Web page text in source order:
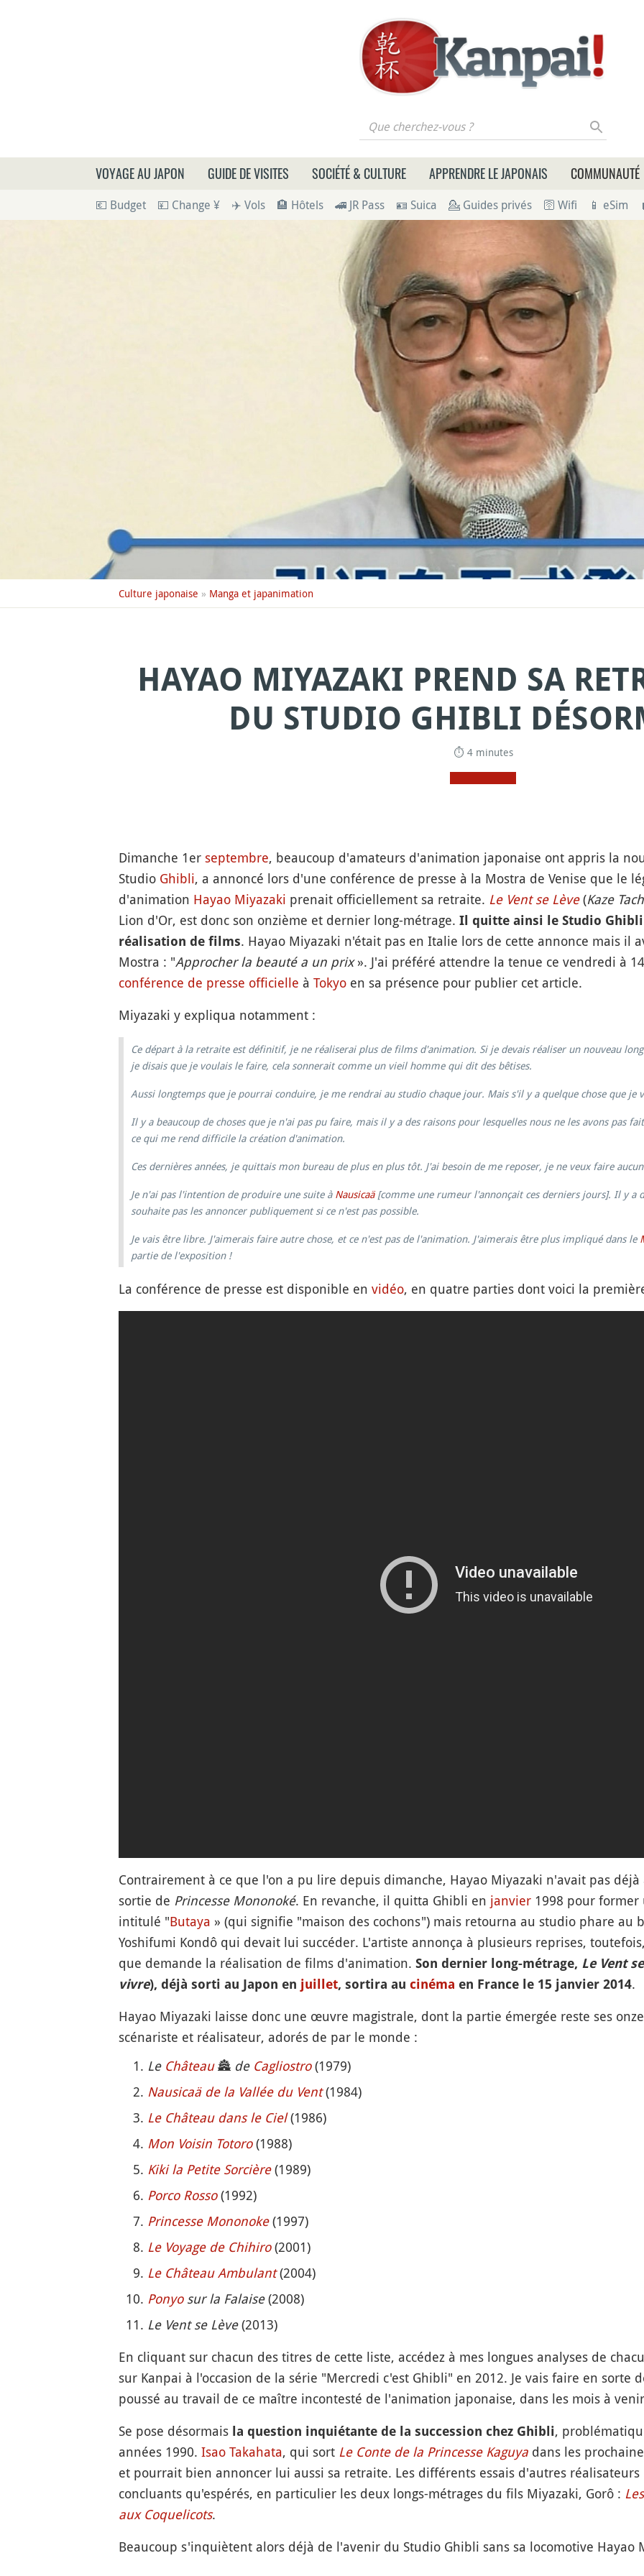
Que cherchez-vous ?
VOYAGE AU JAPON GUIDE DE VISITES SOCIÉTÉ & CULTURE APPRENDRE LE JAPONAIS COMMUNAUTÉ
💶 Budget 💴 Change ¥ ✈️ Vols 🏨 Hôtels 🚄 JR Pass 🪪 Suica 💁 Guides privés 🛜 Wifi 📱 eSim
Culture japonaise » Manga et japanimation
HAYAO MIYAZAKI PREND SA
DU STUDIO GHIBLI
⏱ 4 minutes
Dimanche 1er septembre, beaucoup d'amateurs d'animation japonaise ont appris la
Studio Ghibli, a annoncé lors d'une conférence de presse à la Mostra de Venise que le
d'animation Hayao Miyazaki prenait officiellement sa retraite. Le Vent se Lève(Kaze
Lion d'Or, est donc son onzième et dernier long-métrage. Il quitte ainsi le Studio
réalisation de films. Hayao Miyazaki n'était pas en Italie lors de cette annonce mais il
Mostra : "Approcher la beauté a un prix». J'ai préféré attendre la tenue ce vendredi à
conférence de presse officielle à Tokyoen sa présence pour publier cet article.
Miyazaki y expliqua notamment :
Ce départ à la retraite est définitif, je ne réaliserai plus de films d'animation. Si je devais réaliser un nouveau
je disais que je voulais le faire, cela sonnerait comme un vieil homme qui dit des bêtises.
Aussi longtemps que je pourrai conduire, je me rendrai au studio chaque jour. Mais s'il y a quelque chose que je
Il y a beaucoup de choses que je n'ai pas pu faire, mais il y a des raisons pour lesquelles nous ne les avons pas
ce qui me rend difficile la création d'animation.
Ces dernières années, je quittais mon bureau de plus en plus tôt. J'ai besoin de me reposer, je ne veux faire
Je n'ai pas l'intention de produire une suite à Nausicaä[comme une rumeur l'annonçait ces derniers jours]. Il y a
souhaite pas les annoncer publiquement si ce n'est pas possible.
Je vais être libre. J'aimerais faire autre chose, et ce n'est pas de l'animation. J'aimerais être plus impliqué dans le
partie de l'exposition !
La conférence de presse est disponible en vidéo, en quatre parties dont voici la
Contrairement à ce que l'on a pu lire depuis dimanche, Hayao Miyazaki n'avait pas
sortie de Princesse Mononoké. En revanche, il quitta Ghibli en janvier1998 pour former
intitulé "Butaya » (qui signifie "maison des cochons") mais retourna au studio phare au
Yoshifumi Kondô qui devait lui succéder. L'artiste annonça à plusieurs reprises,
que demande la réalisation de films d'animation. Son dernier long-métrage, Le Vent
vivre), déjà sorti au Japon en juillet, sortira au cinéma en France le 15 janvier 2014.
Hayao Miyazaki laisse donc une œuvre magistrale, dont la partie émergée reste ses
scénariste et réalisateur, adorés de par le monde :
Le Château 🏯de Cagliostro(1979)
Nausicaä de la Vallée du Vent(1984)
Le Château dans le Ciel(1986)
Mon Voisin Totoro(1988)
Kiki la Petite Sorcière(1989)
Porco Rosso(1992)
Princesse Mononoke(1997)
Le Voyage de Chihiro(2001)
Le Château Ambulant(2004)
Ponyosur la Falaise(2008)
Le Vent se Lève(2013)
En cliquant sur chacun des titres de cette liste, accédez à mes longues analyses de
sur Kanpai à l'occasion de la série "Mercredi c'est Ghibli" en 2012. Je vais faire en sorte
poussé au travail de ce maître incontesté de l'animation japonaise, dans les mois à
Se pose désormais la question inquiétante de la succession chez Ghibli,
années 1990. Isao Takahata, qui sort Le Conte de la Princesse Kaguyadans les
et pourrait bien annoncer lui aussi sa retraite. Les différents essais d'autres
concluants qu'espérés, en particulier les deux longs-métrages du fils Miyazaki, Gorô :
aux Coquelicots.
Beaucoup s'inquiètent alors déjà de l'avenir du Studio Ghibli sans sa locomotive Hayao